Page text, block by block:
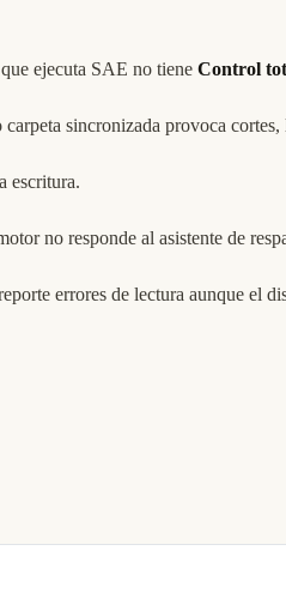
ejecuta SAE no tiene Control
sincronizada provoca cortes,
escritura.
no responde al asistente de
errores de lectura aunque el